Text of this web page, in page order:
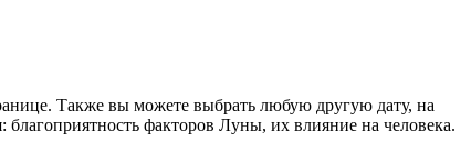
Также вы можете выбрать любую другую дату, на
факторов Луны, их влияние на человека.